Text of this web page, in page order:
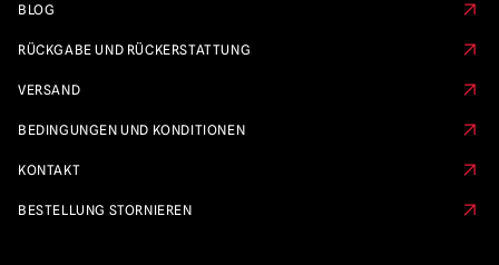
BLOG
RÜCKGABE UND RÜCKERSTATTUNG
VERSAND
BEDINGUNGEN UND KONDITIONEN
KONTAKT
BESTELLUNG STORNIEREN